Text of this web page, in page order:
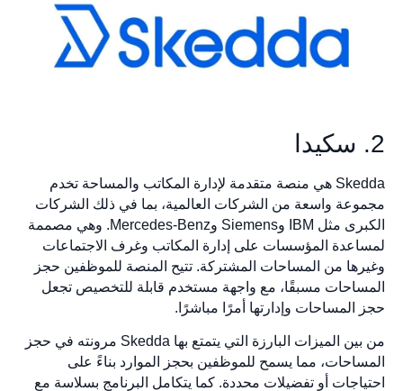
2. سكيدا
Skedda هي منصة متقدمة لإدارة المكاتب والمساحة تخدم
مجموعة واسعة من الشركات العالمية، بما في ذلك الشركات
الكبرى مثل IBM وSiemens وMercedes-Benz. وهي مصممة
لمساعدة المؤسسات على إدارة المكاتب وغرف الاجتماعات
وغيرها من المساحات المشتركة. تتيح المنصة للموظفين حجز
المساحات مسبقًا، مع واجهة مستخدم قابلة للتخصيص تجعل
حجز المساحات وإدارتها أمرًا مباشرًا.
من بين الميزات البارزة التي يتمتع بها Skedda مرونته في حجز
المساحات، مما يسمح للموظفين بحجز الموارد بناءً على
احتياجات أو تفضيلات محددة. كما يتكامل البرنامج بسلاسة مع